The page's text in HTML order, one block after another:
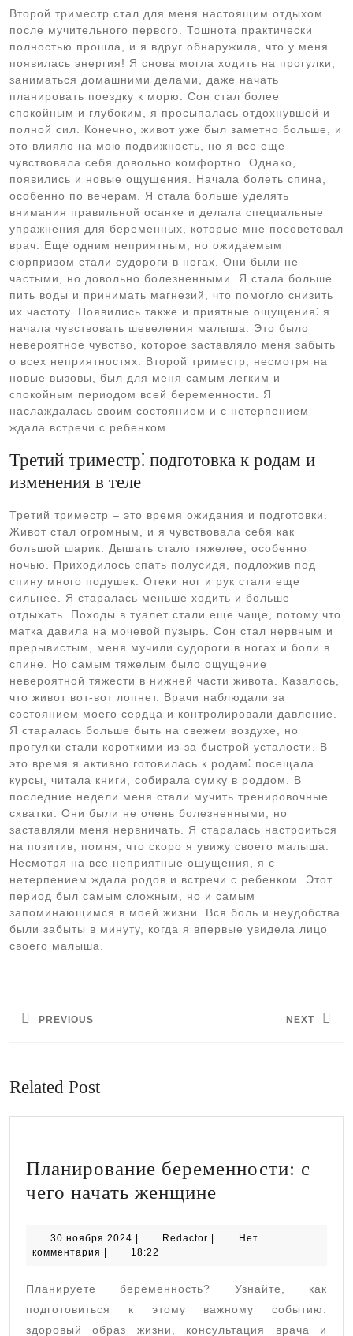
Второй триместр стал для меня настоящим отдыхом
после мучительного первого. Тошнота практически
полностью прошла, и я вдруг обнаружила, что у меня
появилась энергия! Я снова могла ходить на прогулки,
заниматься домашними делами, даже начать
планировать поездку к морю. Сон стал более
спокойным и глубоким, я просыпалась отдохнувшей и
полной сил. Конечно, живот уже был заметно больше, и
это влияло на мою подвижность, но я все еще
чувствовала себя довольно комфортно. Однако,
появились и новые ощущения. Начала болеть спина,
особенно по вечерам. Я стала больше уделять
внимания правильной осанке и делала специальные
упражнения для беременных, которые мне посоветовал
врач. Еще одним неприятным, но ожидаемым
сюрпризом стали судороги в ногах. Они были не
частыми, но довольно болезненными. Я стала больше
пить воды и принимать магнезий, что помогло снизить
их частоту. Появились также и приятные ощущения⁚ я
начала чувствовать шевеления малыша. Это было
невероятное чувство, которое заставляло меня забыть
о всех неприятностях. Второй триместр, несмотря на
новые вызовы, был для меня самым легким и
спокойным периодом всей беременности. Я
наслаждалась своим состоянием и с нетерпением
ждала встречи с ребенком.
Третий триместр⁚ подготовка к родам и
изменения в теле
Третий триместр – это время ожидания и подготовки.
Живот стал огромным, и я чувствовала себя как
большой шарик. Дышать стало тяжелее, особенно
ночью. Приходилось спать полусидя, подложив под
спину много подушек. Отеки ног и рук стали еще
сильнее. Я старалась меньше ходить и больше
отдыхать. Походы в туалет стали еще чаще, потому что
матка давила на мочевой пузырь. Сон стал нервным и
прерывистым, меня мучили судороги в ногах и боли в
спине. Но самым тяжелым было ощущение
невероятной тяжести в нижней части живота. Казалось,
что живот вот-вот лопнет. Врачи наблюдали за
состоянием моего сердца и контролировали давление.
Я старалась больше быть на свежем воздухе, но
прогулки стали короткими из-за быстрой усталости. В
это время я активно готовилась к родам⁚ посещала
курсы, читала книги, собирала сумку в роддом. В
последние недели меня стали мучить тренировочные
схватки. Они были не очень болезненными, но
заставляли меня нервничать. Я старалась настроиться
на позитив, помня, что скоро я увижу своего малыша.
Несмотря на все неприятные ощущения, я с
нетерпением ждала родов и встречи с ребенком. Этот
период был самым сложным, но и самым
запоминающимся в моей жизни. Вся боль и неудобства
были забыты в минуту, когда я впервые увидела лицо
своего малыша.
записям
PREVIOUS NEXT
Related Post
Планирование беременности: с
чего начать женщине
начать
женщине
30 ноября 2024 30
ноября
Redactor Redactor
Нет
комментария
18:22
Планируете беременность? Узнайте, как
подготовиться к этому важному событию:
здоровый образ жизни, консультация врача и